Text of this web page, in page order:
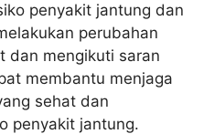
penyakit jantung dan
perubahan
dan mengikuti saran
membantu menjaga
sehat dan
penyakit jantung.